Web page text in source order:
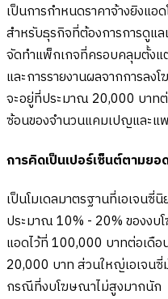
เป็นการกำหนดราคาจ้างยิงแ
สำหรับธุรกิจที่ต้องการการดูแล
จัดทำแพ็กเกจที่ครอบคลุมตั้งแ
และการรายงานผลจากการลง
จะอยู่ที่ประมาณ 20,000 บาท
ซ้อนของจำนวนแคมเปญและ
การคิดเป็นเปอร์เซ็นต์ตามยอ
เป็นโมเดลมาตรฐานที่เอเจนซี่
ประมาณ 10% - 20% ของงบ
แอดไว้ที่ 100,000 บาทต่อเดื
20,000 บาท ส่วนใหญ่เอเจน
กรณีที่งบโฆษณาไม่สูงมากนัก